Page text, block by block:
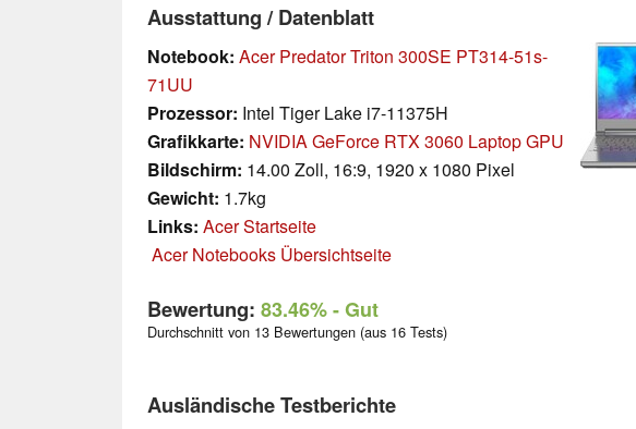
Ausstattung / Datenblatt
Notebook: Acer Predator Triton 300SE PT314-51s-
71UU
Prozessor: Intel Tiger Lake i7-11375H
Grafikkarte: NVIDIA GeForce RTX 3060 Laptop GPU
Bildschirm: 14.00 Zoll, 16:9, 1920 x 1080 Pixel
Gewicht: 1.7kg
Links: Acer Startseite
Acer Notebooks Übersichtseite
Bewertung: 83.46%- Gut
Durchschnitt von 13 Bewertungen (aus 16 Tests)
Ausländische Testberichte